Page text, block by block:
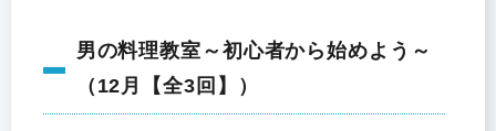
男の料理教室～初心者から始めよう～
（12月【全3回】）